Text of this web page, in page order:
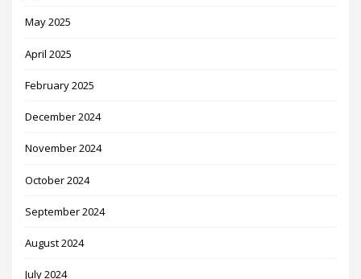
May 2025
April 2025
February 2025
December 2024
November 2024
October 2024
September 2024
August 2024
July 2024